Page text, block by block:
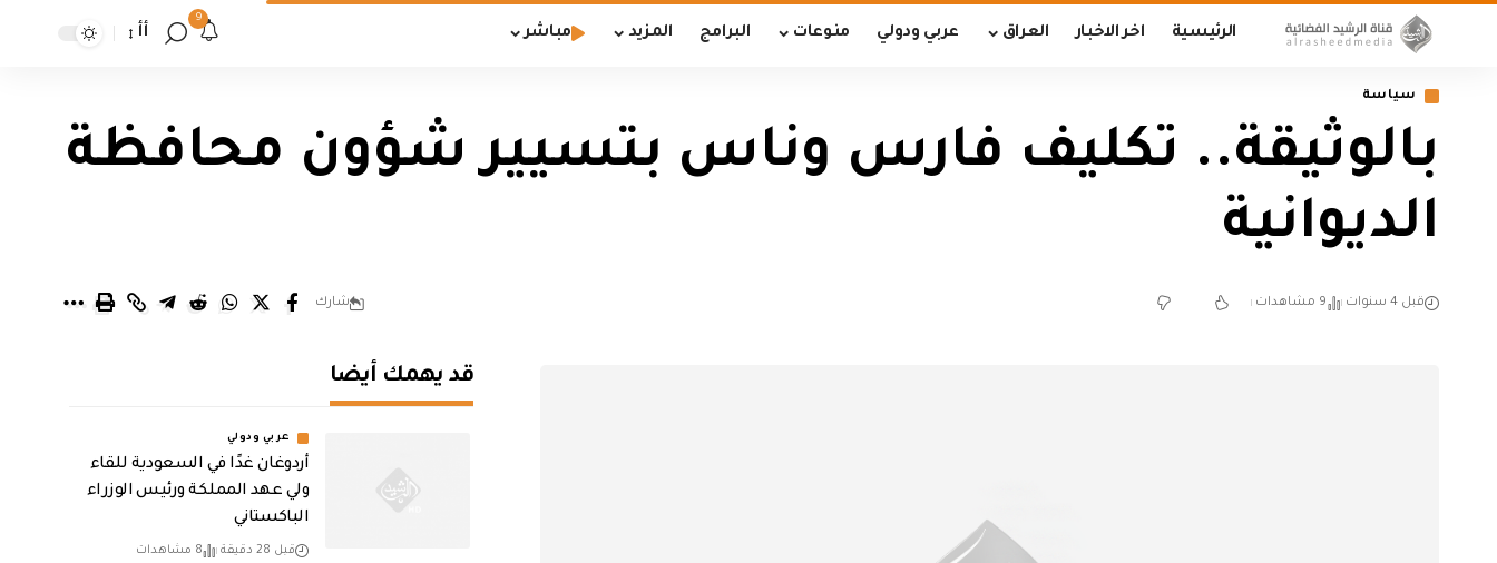
الرئيسية اخر الاخبار العراق عربي ودولي منوعات البرامج المزيد مباشر
9
أأ
سياسة
بالوثيقة.. تكليف فارس وناس بتسيير شؤون محافظة
الديوانية
قبل 4 سنوات 9 مشاهدات شارك
قد يهمك أيضا
عربي ودولي
أردوغان غدًا في السعودية للقاء
ولي عهد المملكة ورئيس الوزراء
الباكستاني
قبل 28 دقيقة 8 مشاهدات